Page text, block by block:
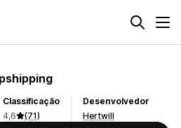
Classificação
4,6
(71)
Desenvolvedor
Hertwill